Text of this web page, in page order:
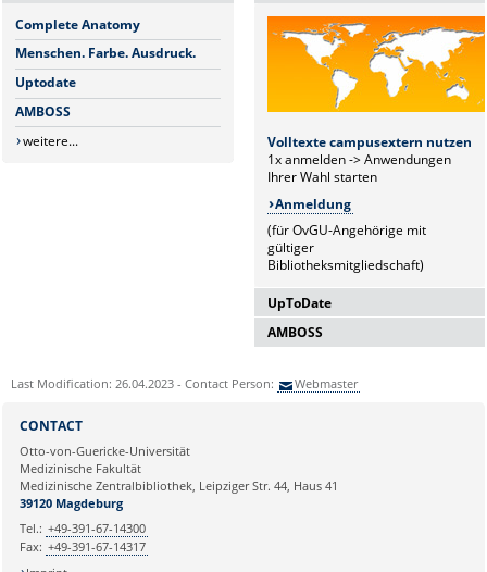
Complete Anatomy
Menschen. Farbe. Ausdruck.
Uptodate
AMBOSS
weitere...
UpToDate
AMBOSS
Lizenziert bis 31.12.2028
Volltexte campusextern nutzen
1x anmelden -> Anwendungen
Ihrer Wahl starten
Anmeldung
(für OvGU-Angehörige mit
gültiger
Bibliotheksmitgliedschaft)
Last Modification: 26.04.2023 - Contact Person: Webmaster
CONTACT
Otto-von-Guericke-Universität
Medizinische Fakultät
Medizinische Zentralbibliothek, Leipziger Str. 44, Haus 41
39120 Magdeburg
Tel.: +49-391-67-14300
Fax: +49-391-67-14317